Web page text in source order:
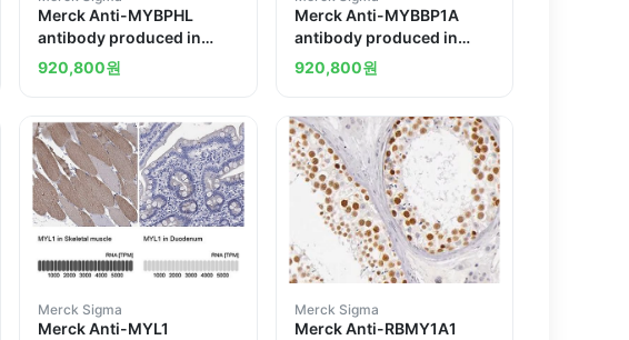
Merck Anti-MYBPHL
antibody produced in
rabbit
920,800원
Merck Anti-MYBBP1A
antibody produced in
rabbit
920,800원
Merck Sigma
Merck Anti-MYL1
Merck Sigma
Merck Anti-RBMY1A1